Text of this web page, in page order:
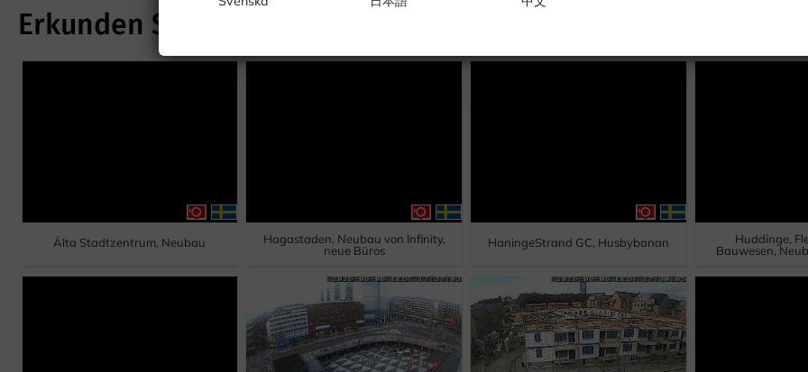
Erkunden Stockholm
Älta Stadtzentrum, Neubau
Hagastaden, Neubau von Infinity,
neue Büros
HaningeStrand GC, Husbybanan
Huddinge,
Bauwesen,